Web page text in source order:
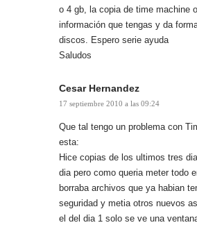
o 4 gb, la copia de time machine
información que tengas y da
discos. Espero serie ayuda
Saludos
Cesar Hernandez
17 septiembre 2010 a las 09:24
Que tal tengo un problema con
esta:
Hice copias de los ultimos tres
dia pero como queria meter todo
borraba archivos que ya habian
seguridad y metia otros nuevos
el del dia 1 solo se ve una